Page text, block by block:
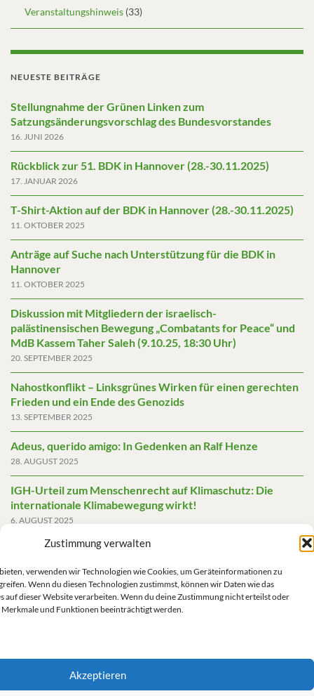
Zustimmung verwalten
verwenden wir Technologien wie Cookies, um Geräteinformationen zu
Wenn du diesen Technologien zustimmst, können wir Daten wie das
auf dieser Website verarbeiten. Wenn du deine Zustimmung nicht erteilst oder
und Funktionen beeinträchtigt werden.
Akzeptieren
Veranstaltungshinweis (33)
NEUESTE BEITRÄGE
Stellungnahme der Grünen Linken zum
Satzungsänderungsvorschlag des Bundesvorstandes
16. JUNI 2026
Rückblick zur 51. BDK in Hannover (28.-30.11.2025)
17. JANUAR 2026
T-Shirt-Aktion auf der BDK in Hannover (28.-30.11.2025)
11. OKTOBER 2025
Anträge auf Suche nach Unterstützung für die BDK in
Hannover
11. OKTOBER 2025
Diskussion mit Mitgliedern der israelisch-
palästinensischen Bewegung „Combatants for Peace“ und
MdB Kassem Taher Saleh (9.10.25, 18:30 Uhr)
20. SEPTEMBER 2025
Nahostkonflikt – Linksgrünes Wirken für einen gerechten
Frieden und ein Ende des Genozids
13. SEPTEMBER 2025
Adeus, querido amigo: In Gedenken an Ralf Henze
28. AUGUST 2025
IGH-Urteil zum Menschenrecht auf Klimaschutz: Die
internationale Klimabewegung wirkt!
6. AUGUST 2025
Friedensgutachten 2025
Die AfD mit mehr Demokratie wegregieren
14. MAI 2025
Impressum/Datenschutz